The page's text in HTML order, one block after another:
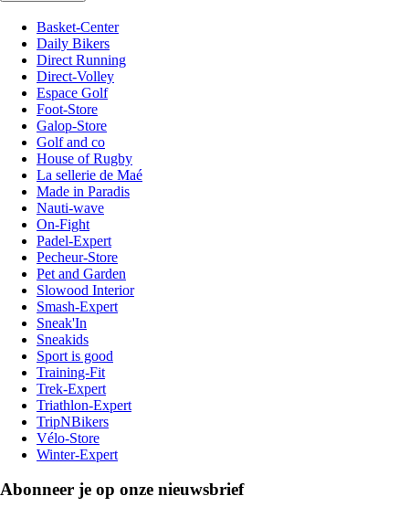
Basket-Center
Daily Bikers
Direct Running
Direct-Volley
Espace Golf
Foot-Store
Galop-Store
Golf and co
House of Rugby
La sellerie de Maé
Made in Paradis
Nauti-wave
On-Fight
Padel-Expert
Pecheur-Store
Pet and Garden
Slowood Interior
Smash-Expert
Sneak'In
Sneakids
Sport is good
Training-Fit
Trek-Expert
Triathlon-Expert
TripNBikers
Vélo-Store
Winter-Expert
Abonneer je op onze nieuwsbrief